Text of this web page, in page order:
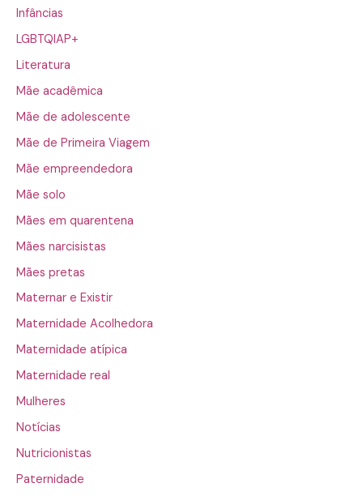
Infâncias
LGBTQIAP+
Literatura
Mãe acadêmica
Mãe de adolescente
Mãe de Primeira Viagem
Mãe empreendedora
Mãe solo
Mães em quarentena
Mães narcisistas
Mães pretas
Maternar e Existir
Maternidade Acolhedora
Maternidade atípica
Maternidade real
Mulheres
Notícias
Nutricionistas
Paternidade